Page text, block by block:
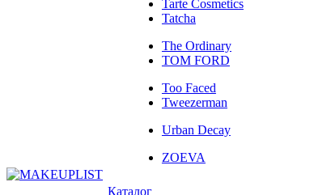
Tarte Cosmetics
Tatcha
The Ordinary
TOM FORD
Too Faced
Tweezerman
Urban Decay
ZOEVA
Каталог